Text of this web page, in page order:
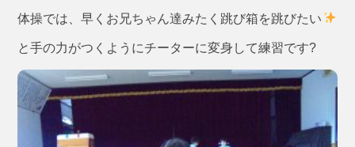
体操では、早くお兄ちゃん達みたく跳び箱を跳びたい
と手の力がつくようにチーターに変身して練習です?